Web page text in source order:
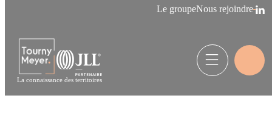
Le groupeNous rejoindre
La connaissance des territoires